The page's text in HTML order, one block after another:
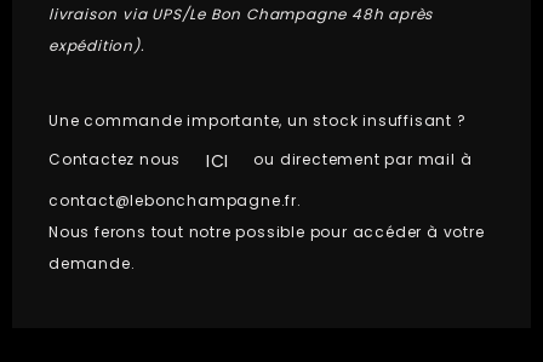
livraison via UPS/Le Bon Champagne 48h après
expédition).
Une commande importante, un stock insuffisant ?
Contactez nous
ICI
ou directement par mail à
contact@lebonchampagne.fr.
Nous ferons tout notre possible pour accéder à votre
demande.